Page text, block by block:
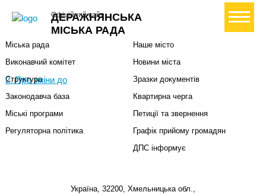
ДЕРАЖНЯНСЬКА
МІСЬКА РАДА
Офіційний сайт+ Створити петицію
2. Про зміни до
Міський голова
Міська рада
Виконавчий комітет
Структура
Законодавча база
Міські програми
Регуляторна політика
Наше місто
Новини міста
Зразки документів
Квартирна черга
Петиції та звернення
Графік прийому громадян
ДПС інформує
Україна, 32200, Хмельницька обл.,